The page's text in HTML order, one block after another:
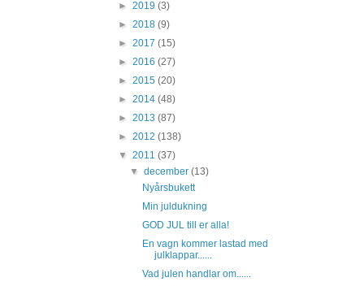
► 2019 (3)
► 2018 (9)
► 2017 (15)
► 2016 (27)
► 2015 (20)
► 2014 (48)
► 2013 (87)
► 2012 (138)
▼ 2011 (37)
▼december(13)
Nyårsbukett
Min juldukning
GOD JUL till er alla!
En vagn kommer lastad med
julklappar......
Vad julen handlar om......